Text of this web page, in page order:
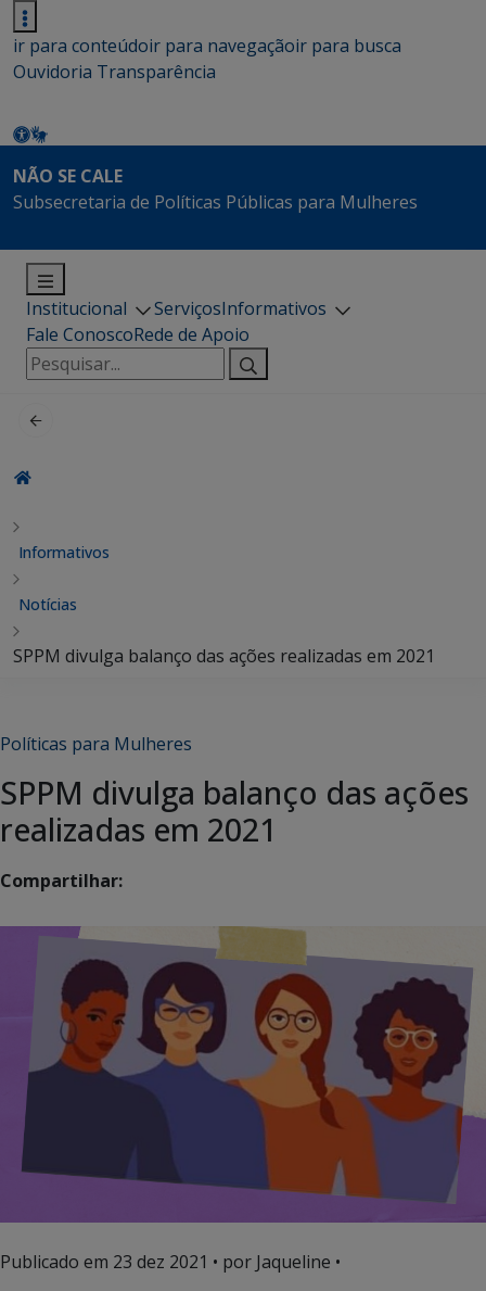
ir para conteúdoir para navegaçãoir para busca
Ouvidoria Transparência
NÃO SE CALE
Subsecretaria de Políticas Públicas para Mulheres
Institucional ServiçosInformativos
Fale ConoscoRede de Apoio
Pesquisar
por:
Informativos
Notícias
SPPM divulga balanço das ações realizadas em 2021
Políticas para Mulheres
SPPM divulga balanço das ações
realizadas em 2021
Compartilhar:
Publicado em 23 dez 2021 • por Jaqueline •